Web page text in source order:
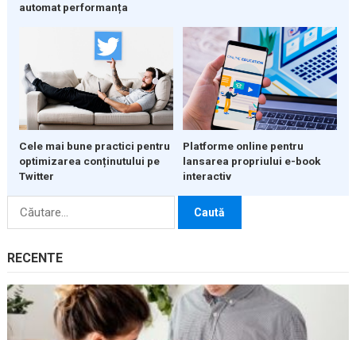
automat performanța
Cele mai bune practici pentru
optimizarea conținutului pe
Twitter
Platforme online pentru
lansarea propriului e-book
interactiv
RECENTE